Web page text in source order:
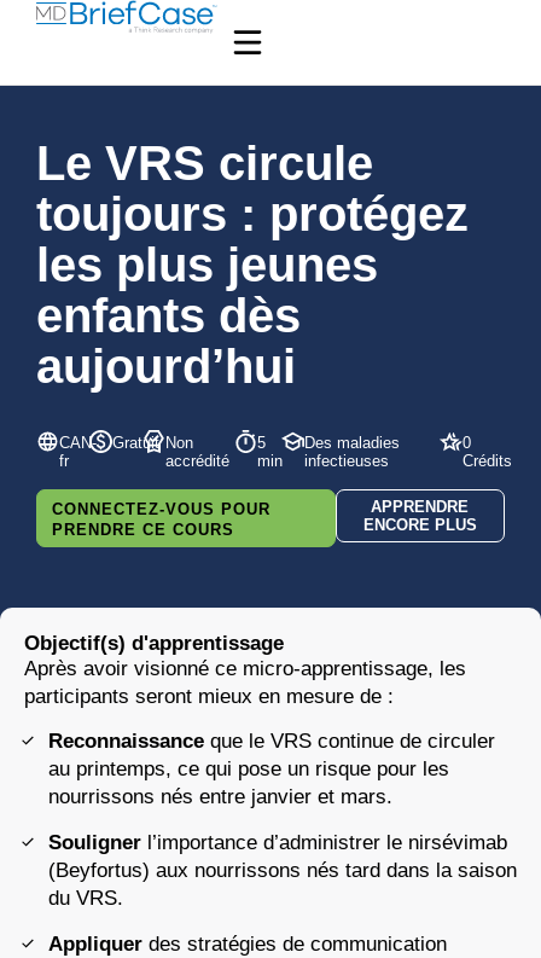
Le VRS circule
toujours : protégez
les plus jeunes
enfants dès
aujourd’hui
CAN-
fr
Gratuit Non
accrédité
5
min
Des maladies
infectieuses
0
Crédits
CONNECTEZ-VOUS POUR
PRENDRE CE COURS
APPRENDRE
ENCORE PLUS
Objectif(s) d'apprentissage
Après avoir visionné ce micro-apprentissage, les
participants seront mieux en mesure de :
Reconnaissance que le VRS continue de circuler
au printemps, ce qui pose un risque pour les
nourrissons nés entre janvier et mars.
Souligner l’importance d’administrer le nirsévimab
(Beyfortus) aux nourrissons nés tard dans la saison
du VRS.
Appliquer des stratégies de communication